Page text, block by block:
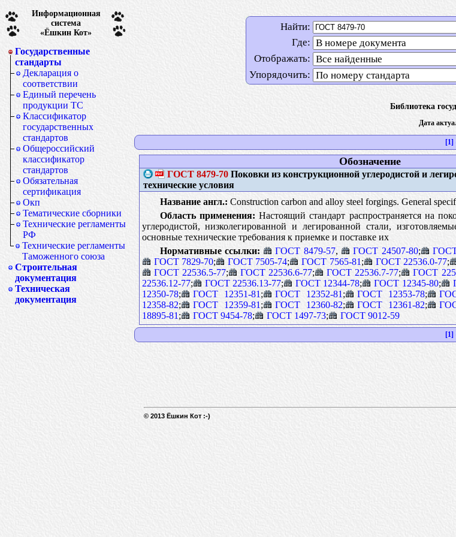
Информационная
система
«Ёшкин Кот»
Государственные
стандарты
Декларация о
соответствии
Единый перечень
продукции ТС
Классификатор
государственных
стандартов
Общероссийский
классификатор
стандартов
Обязательная
сертификация
Окп
Тематические сборники
Технические регламенты
РФ
Технические регламенты
Таможенного союза
Строительная
документация
Техническая
документация
Найти:
Где:
Отображать:
Упорядочить:
Библиотека
Дата
[1]
Обозначение
ГОСТ 8479-70Поковки из конструкционной углеродистой и
технические условия
Название англ.: Construction carbon and alloy steel forgings. General
Область применения: Настоящий стандарт распространяется на
углеродистой, низколегированной и легированной стали,
основные технические требования к приемке и поставке их
Нормативные ссылки:
ГОСТ 8479-57, ГОСТ 24507-80; ГОСТ
ГОСТ 7829-70; ГОСТ 7505-74; ГОСТ 7565-81 ; ГОСТ 22536.0-77;
ГОСТ 22536.5-77; ГОСТ 22536.6-77; ГОСТ 22536.7-77; ГОСТ
22536.12-77; ГОСТ 22536.13-77; ГОСТ 12344-78; ГОСТ 12345-80;
12350-78; ГОСТ 12351-81 ; ГОСТ 12352-81 ; ГОСТ 12353-78;
12358-82; ГОСТ 12359-81 ; ГОСТ 12360-82; ГОСТ 12361-82;
18895-81 ; ГОСТ 9454-78; ГОСТ 1497-73; ГОСТ 9012-59
[1]
© 2013 Ёшкин Кот :-)